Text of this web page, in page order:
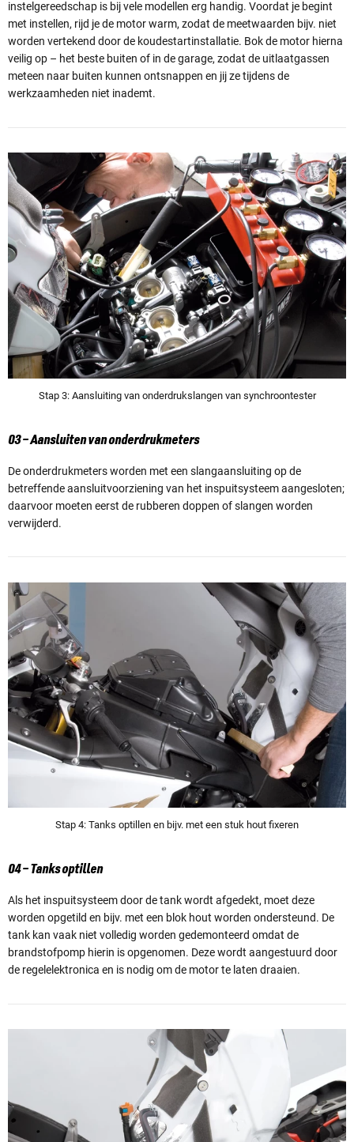
instelgereedschap is bij vele modellen erg handig. Voordat je begint
met instellen, rijd je de motor warm, zodat de meetwaarden bijv. niet
worden vertekend door de koudestartinstallatie. Bok de motor hierna
veilig op – het beste buiten of in de garage, zodat de uitlaatgassen
meteen naar buiten kunnen ontsnappen en jij ze tijdens de
werkzaamheden niet inademt.
Stap 3: Aansluiting van onderdrukslangen van synchroontester
03 – Aansluiten van onderdrukmeters
De onderdrukmeters worden met een slangaansluiting op de
betreffende aansluitvoorziening van het inspuitsysteem aangesloten;
daarvoor moeten eerst de rubberen doppen of slangen worden
verwijderd.
Stap 4: Tanks optillen en bijv. met een stuk hout fixeren
04 – Tanks optillen
Als het inspuitsysteem door de tank wordt afgedekt, moet deze
worden opgetild en bijv. met een blok hout worden ondersteund. De
tank kan vaak niet volledig worden gedemonteerd omdat de
brandstofpomp hierin is opgenomen. Deze wordt aangestuurd door
de regelelektronica en is nodig om de motor te laten draaien.